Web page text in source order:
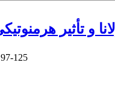
و تأثیر
97-125